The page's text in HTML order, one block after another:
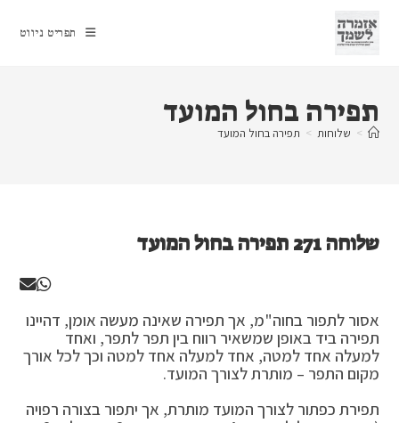
content
תפריט ניווט
תפירה בחול המועד
> שלוחות > תפירה בחול המועד
שלוחה 271 תפירה בחול המועד
אסור לתפור בחוה"מ, אך תפירה שאינה מעשה אומן, דהיינו
תפירה ביד באופן שמשאיר רווח בין תפר לתפר, ואחד
למעלה אחד למטה, אחד למעלה אחד למטה וכך לכל אורך
מקום התפר – מותרת לצורך המועד.
תפירת כפתור לצורך המועד מותרת, אך יתפור בצורה רפויה